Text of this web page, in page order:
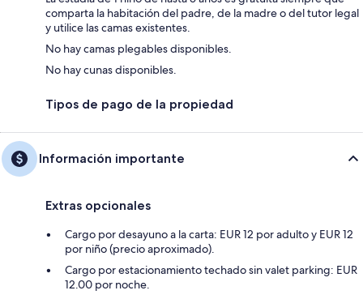
comparta la habitación del padre, de la madre o del tutor legal
y utilice las camas existentes.
No hay camas plegables disponibles.
No hay cunas disponibles.
Tipos de pago de la propiedad
Información importante
Extras opcionales
Cargo por desayuno a la carta: EUR 12 por adulto y EUR 12
por niño (precio aproximado).
Cargo por estacionamiento techado sin valet parking: EUR
12.00 por noche.